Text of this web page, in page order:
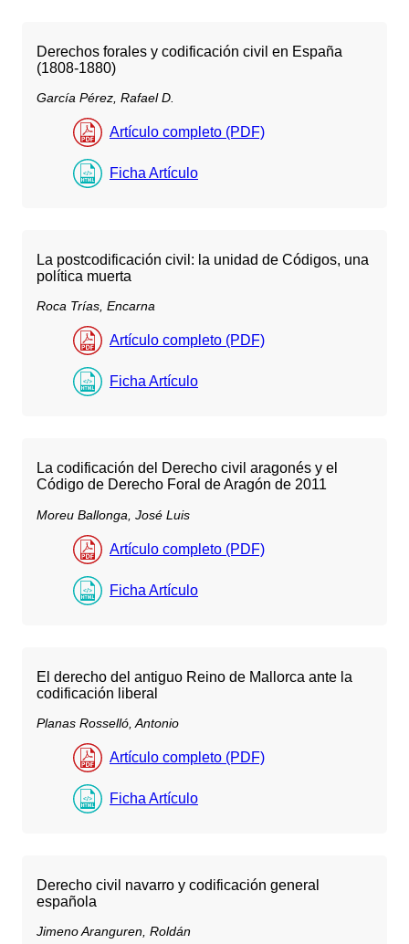
Derechos forales y codificación civil en España
(1808-1880)
García Pérez, Rafael D.
Artículo completo (PDF)
Ficha Artículo
La postcodificación civil: la unidad de Códigos, una
política muerta
Roca Trías, Encarna
Artículo completo (PDF)
Ficha Artículo
La codificación del Derecho civil aragonés y el
Código de Derecho Foral de Aragón de 2011
Moreu Ballonga, José Luis
Artículo completo (PDF)
Ficha Artículo
El derecho del antiguo Reino de Mallorca ante la
codificación liberal
Planas Rosselló, Antonio
Artículo completo (PDF)
Ficha Artículo
Derecho civil navarro y codificación general
española
Jimeno Aranguren, Roldán